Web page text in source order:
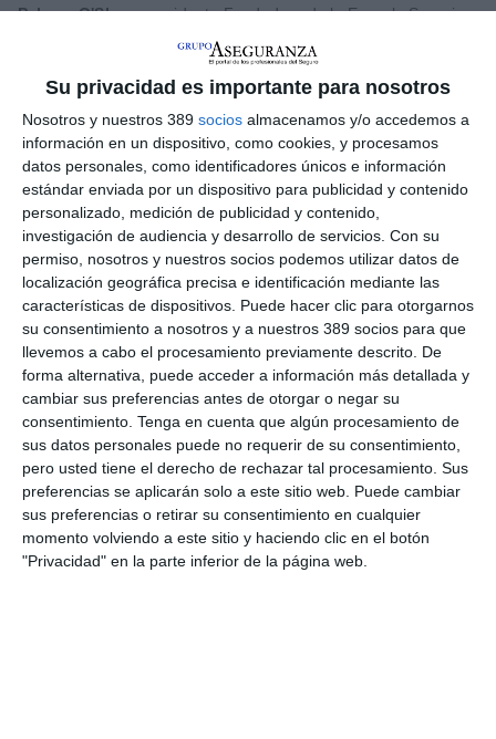
Su privacidad es importante para nosotros
Nosotros y nuestros 389 socios almacenamos y/o accedemos a
información en un dispositivo, como cookies, y procesamos
datos personales, como identificadores únicos e información
estándar enviada por un dispositivo para publicidad y contenido
personalizado, medición de publicidad y contenido,
investigación de audiencia y desarrollo de servicios. Con su
permiso, nosotros y nuestros socios podemos utilizar datos de
localización geográfica precisa e identificación mediante las
características de dispositivos. Puede hacer clic para otorgarnos
su consentimiento a nosotros y a nuestros 389 socios para que
llevemos a cabo el procesamiento previamente descrito. De
forma alternativa, puede acceder a información más detallada y
cambiar sus preferencias antes de otorgar o negar su
consentimiento. Tenga en cuenta que algún procesamiento de
sus datos personales puede no requerir de su consentimiento,
pero usted tiene el derecho de rechazar tal procesamiento. Sus
preferencias se aplicarán solo a este sitio web. Puede cambiar
sus preferencias o retirar su consentimiento en cualquier
momento volviendo a este sitio y haciendo clic en el botón
"Privacidad" en la parte inferior de la página web.
Paloma O'Shea, presidenta Fundadora de la Escuela Superior
Fundación Aon España, han firmado el acuerdo que entre otras
iniciativas contempla la organización de un concierto benéfico
en favor de los damnificados por la DANA y que conmemorará
el X Aniversario de la Fundación Aon España. El concierto
benéfico tendrá lugar en el Auditorio Sony de la Escuela Reina
Sofía.
Pedro Tomey expresó que "es una satisfacción colaborar con la
Escuela Superior de Música Reina Sofía para contribuir
conjuntamente a crear un entorno más inclusivo y solidario,
enriquecer la vida cultural de la sociedad y promover el acceso
a la música como herramienta de transformación social".
Asimismo, añadió: "Este año hemos querido celebrar un
concierto benéfico para ayudar a los afectados por la DANA e
impulsar la integración sociolaboral de personas en riesgo de
exclusión a través de la música. No hay mejor lugar para llevar
a cabo este acto solidario, en el que conmemoraremos el
décimo aniversario de la Fundación Aon, que esta emblemática
Escuela, que refleja los valores y el compromiso que han
guiado nuestra labor a lo largo de esta década".
Si quiere recibir diariamente y GRATIS noticias como
esta, pinche aquí